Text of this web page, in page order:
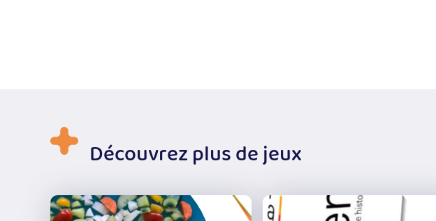
Découvrez plus de jeux